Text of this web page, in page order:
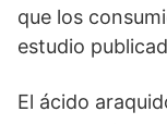
que los
estudio
El ácido